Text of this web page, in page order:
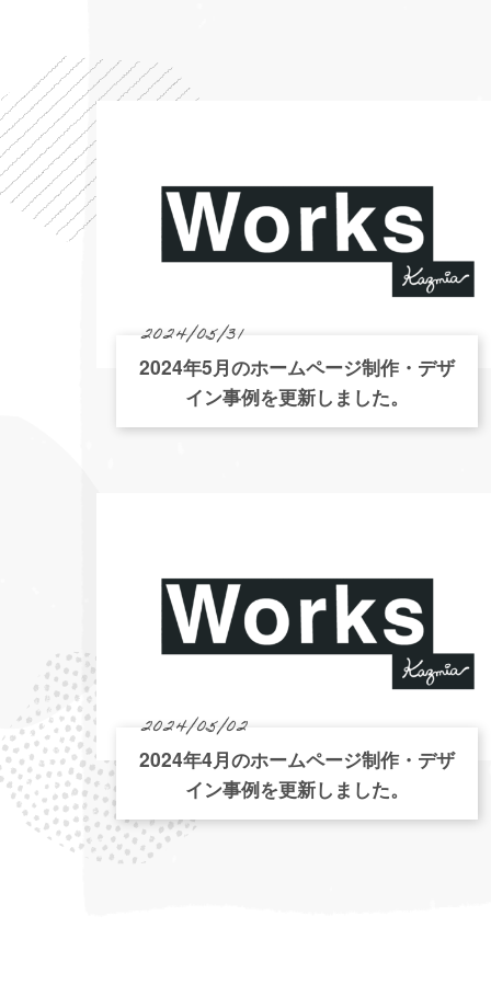
2024/05/31
2024年5月のホームページ制作・デザ
イン事例を更新しました。
2024/05/02
2024年4月のホームページ制作・デザ
イン事例を更新しました。